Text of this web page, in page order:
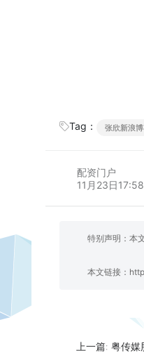
Tag： 张欣新浪
配资门户
11月23日17:58
特别声明：本
本文链接：
上一篇: 粤传媒